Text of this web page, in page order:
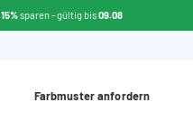
15%sparen - gültig bis09.08
Farbmuster anfordern